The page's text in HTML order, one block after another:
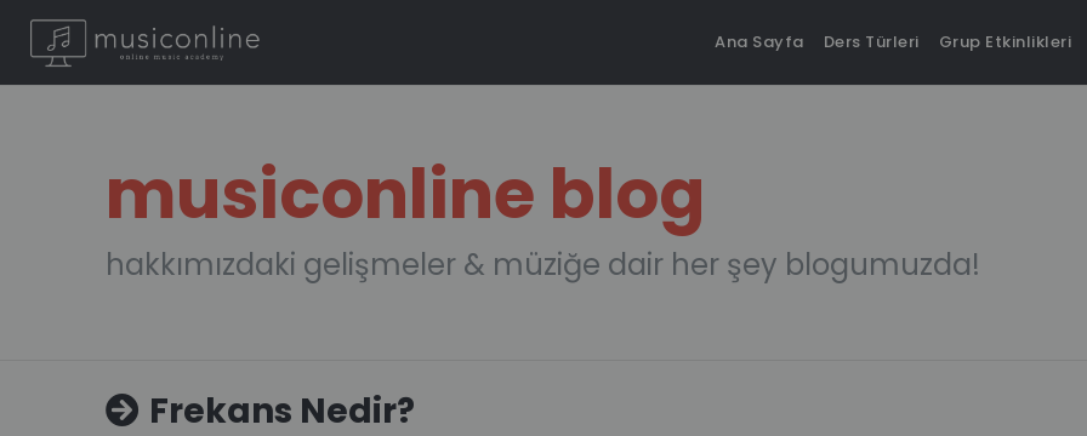
Ana Sayfa Ders Türleri Grup Etkinlikleri
musiconline blog
hakkımızdaki gelişmeler & müziğe dair her şey blogumuzda!
Frekans Nedir?